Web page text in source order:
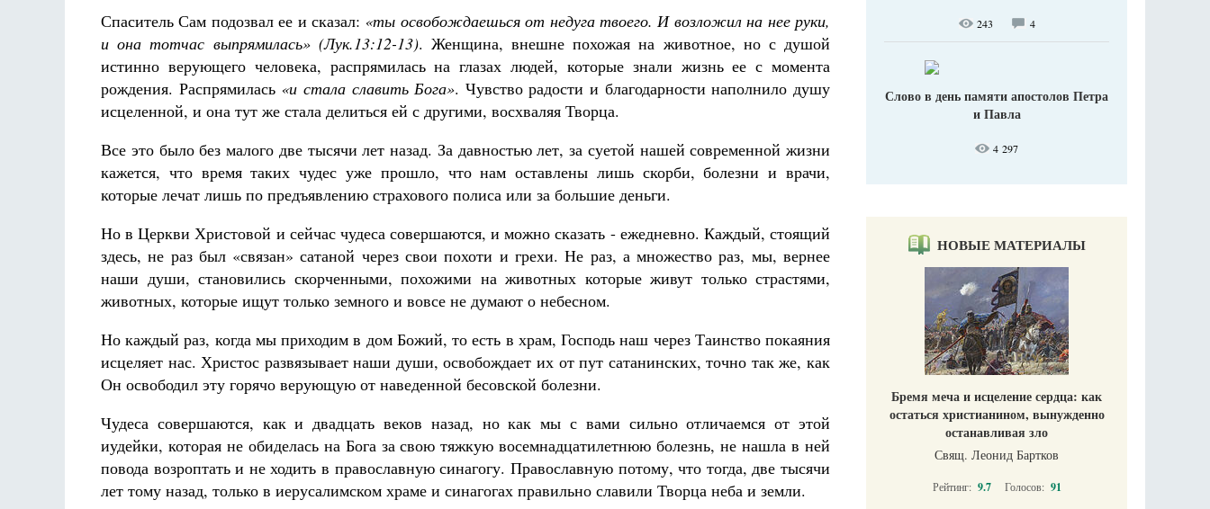
Спаситель Сам подозвал ее и сказал: «ты освобождаешься от недуга твоего. И возложил на нее руки,
и она тотчас выпрямилась» (Лук.13:12-13). Женщина, внешне похожая на животное, но с душой
истинно верующего человека, распрямилась на глазах людей, которые знали жизнь ее с момента
рождения. Распрямилась «и стала славить Бога». Чувство радости и благодарности наполнило душу
исцеленной, и она тут же стала делиться ей с другими, восхваляя Творца.
Все это было без малого две тысячи лет назад. За давностью лет, за суетой нашей современной жизни
кажется, что время таких чудес уже прошло, что нам оставлены лишь скорби, болезни и врачи,
которые лечат лишь по предъявлению страхового полиса или за большие деньги.
Но в Церкви Христовой и сейчас чудеса совершаются, и можно сказать - ежедневно. Каждый, стоящий
здесь, не раз был «связан» сатаной через свои похоти и грехи. Не раз, а множество раз, мы, вернее
наши души, становились скорченными, похожими на животных которые живут только страстями,
животных, которые ищут только земного и вовсе не думают о небесном.
Но каждый раз, когда мы приходим в дом Божий, то есть в храм, Господь наш через Таинство покаяния
исцеляет нас. Христос развязывает наши души, освобождает их от пут сатанинских, точно так же, как
Он освободил эту горячо верующую от наведенной бесовской болезни.
Чудеса совершаются, как и двадцать веков назад, но как мы с вами сильно отличаемся от этой
иудейки, которая не обиделась на Бога за свою тяжкую восемнадцатилетнюю болезнь, не нашла в ней
повода возроптать и не ходить в православную синагогу. Православную потому, что тогда, две тысячи
лет тому назад, только в иерусалимском храме и синагогах правильно славили Творца неба и земли.
243 4
Слово в день памяти апостолов Петра
и Павла
4 297
НОВЫЕ МАТЕРИАЛЫ
Бремя меча и исцеление сердца: как
остаться христианином, вынужденно
останавливая зло
Свящ. Леонид Бартков
Рейтинг: 9.7 Голосов: 91